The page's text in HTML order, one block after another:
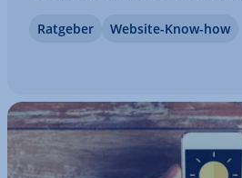
Her­aus­for­de­rung
Ratgeber Website-Know-how